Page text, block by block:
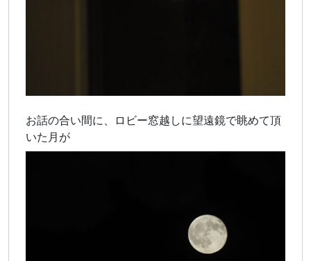
お話の合い間に、ロビー窓越しに望遠鏡で眺めて頂
いた月が